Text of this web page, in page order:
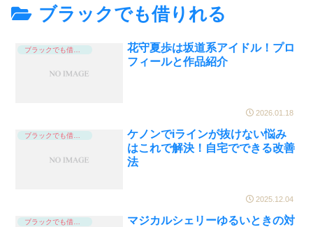
ブラックでも借りれる
ブラックでも借りれる
花守夏歩は坂道系アイドル！プロ
フィールと作品紹介
2026.01.18
ブラックでも借りれる
ケノンでiラインが抜けない悩み
はこれで解決！自宅でできる改善
法
2025.12.04
ブラックでも借りれる
マジカルシェリーゆるいときの対